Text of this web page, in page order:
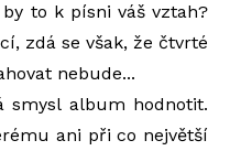
to k písni váš vztah?
zdá se však, že čtvrté
nebude...
smysl album hodnotit.
ani při co největší